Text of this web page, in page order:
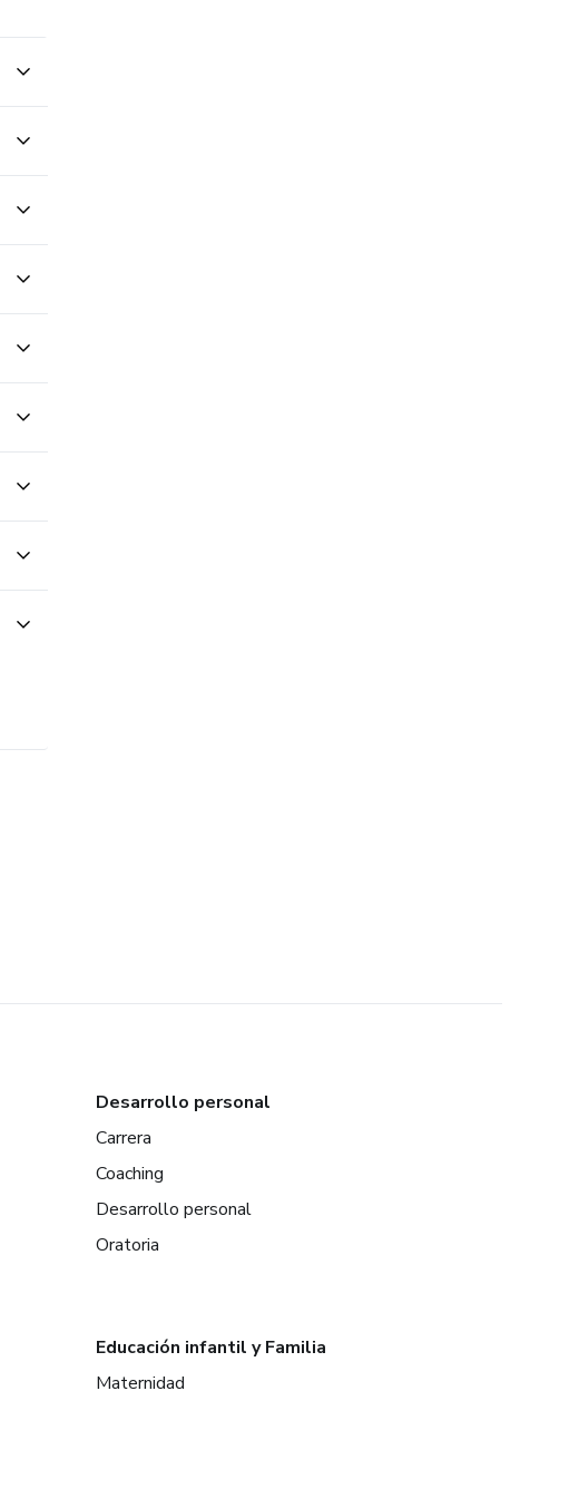
Desarrollo personal
Carrera
Coaching
Desarrollo personal
Oratoria
Educación infantil y Familia
Maternidad